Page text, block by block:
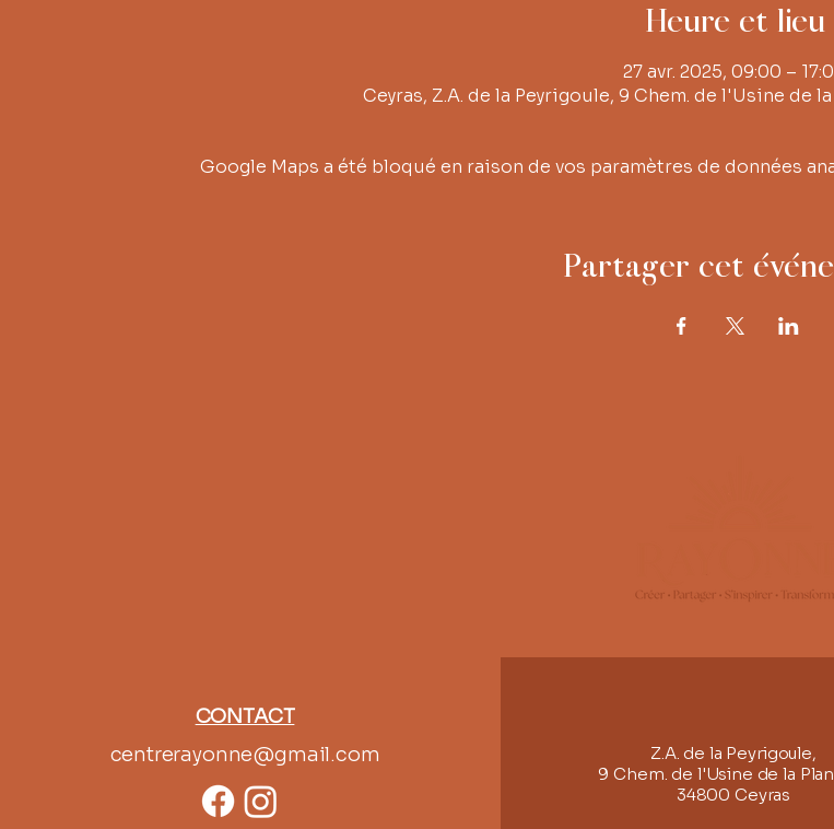
Heure et lieu
27 avr. 2025, 09:00 –
Ceyras, Z.A. de la Peyrigoule, 9 Chem. de l'Usine de
Google Maps a été bloqué en raison de vos paramètres de données
Partager cet
CONTACT
centrerayonne@gmail.com
Z.A. de la Peyrigoule,
9 Chem. de l'Usine de la
34800 Ceyras